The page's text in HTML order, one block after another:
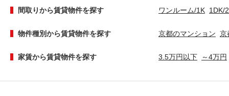
間取りから賃貸物件を探す ワンルーム/1K 1DK/
物件種別から賃貸物件を探す 京都のマンション 京
家賃から賃貸物件を探す 3.5万円以下 ～4万円